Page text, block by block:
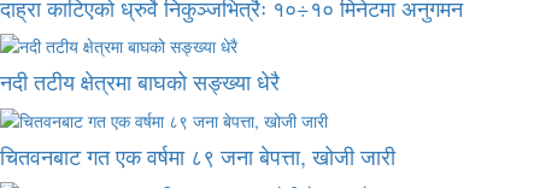
दाह्रा काटिएको ध्रुर्वे निकुञ्जभित्रैः १०÷१० मिनेटमा अनुगमन
नदी तटीय क्षेत्रमा बाघको सङ्ख्या धेरै
चितवनबाट गत एक वर्षमा ८९ जना बेपत्ता, खोजी जारी